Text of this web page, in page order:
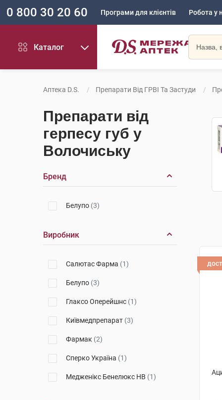
0 800 30 20 60 Програми для клієнтів Робота у
Каталог
Аптека D.S. Препарати Від ГРВІ Та Застуди
Препарати від
герпесу губ у
Волочиську
Бренд
Белупо (3)
Виробник
Салютас Фарма (1)
Белупо (3)
Глаксо Оперейшнс (1)
Київмедпрепарат (3)
Фармак (2)
Сперко Україна (1)
Медженікс Бенелюкс НВ (1)